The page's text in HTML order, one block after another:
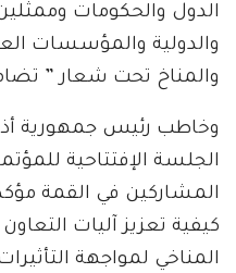
الدول والحكومات
والدولية والمؤسسات
والمناخ تحت شعار ”
وخاطب رئيس جمهورية
الجلسة الإفتتاحية
المشاركين في القمة
كيفية تعزيز آليات
المناخي لمواجهة